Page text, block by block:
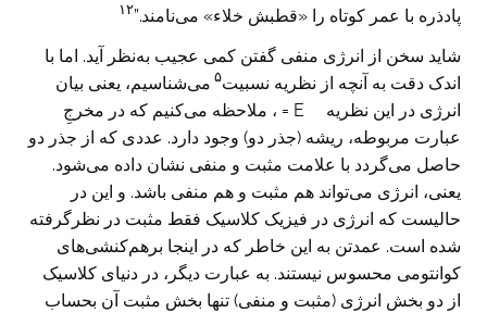
پادذره با عمر کوتاه را «قطبش خلاء» می‌نامند.”۱۲
شاید سخن از انرژی منفی گفتن کمی عجیب به‌نظر آید. اما با
اندک دقت به آنچه از نظریه نسبیت۵ می‌شناسیم، یعنی بیان
انرژی در این نظریه E =
، ملاحظه می‌کنیم که در مخرجِ
عبارت مربوطه، ریشه (جذر دو) وجود دارد. عددی که از جذر دو
حاصل می‌گردد با علامت مثبت و منفی نشان داده می‌شود.
یعنی، انرژی می‌تواند هم مثبت و هم منفی باشد. و این در
حالیست که انرژی در فیزیک کلاسیک فقط مثبت در نظرگرفته
شده است. عمدتن به این خاطر که در اینجا برهم‌کنشی‌های
کوانتومی محسوس نیستند. به عبارت دیگر، در دنیای کلاسیک
از دو بخش انرژی (مثبت و منفی) تنها بخش مثبت آن بحساب